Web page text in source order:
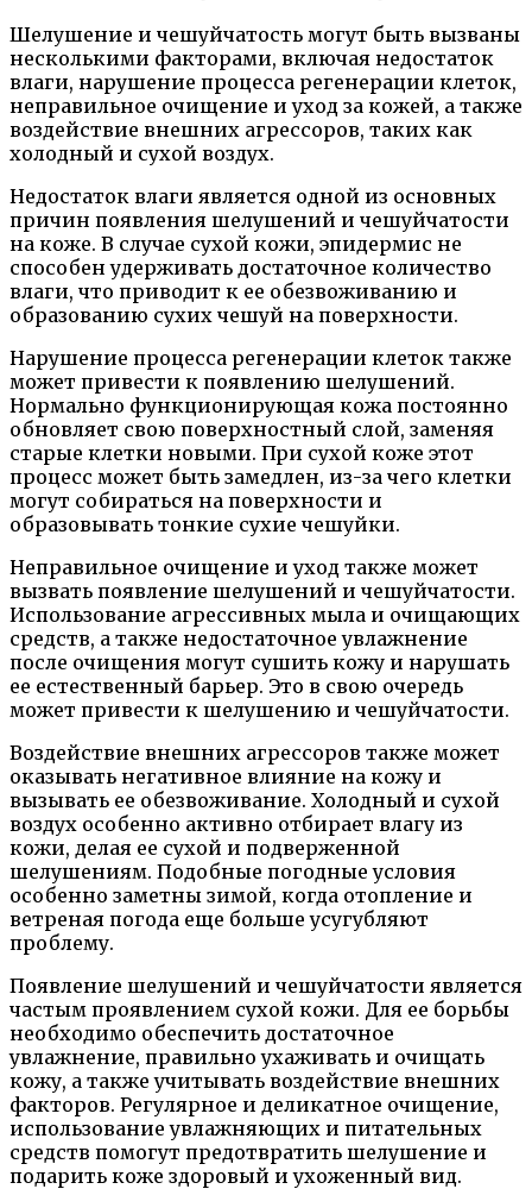
Шелушение и чешуйчатость могут быть вызваны
несколькими факторами, включая недостаток
влаги, нарушение процесса регенерации клеток,
неправильное очищение и уход за кожей, а также
воздействие внешних агрессоров, таких как
холодный и сухой воздух.
Недостаток влаги является одной из основных
причин появления шелушений и чешуйчатости
на коже. В случае сухой кожи, эпидермис не
способен удерживать достаточное количество
влаги, что приводит к ее обезвоживанию и
образованию сухих чешуй на поверхности.
Нарушение процесса регенерации клеток также
может привести к появлению шелушений.
Нормально функционирующая кожа постоянно
обновляет свою поверхностный слой, заменяя
старые клетки новыми. При сухой коже этот
процесс может быть замедлен, из-за чего клетки
могут собираться на поверхности и
образовывать тонкие сухие чешуйки.
Неправильное очищение и уход также может
вызвать появление шелушений и чешуйчатости.
Использование агрессивных мыла и очищающих
средств, а также недостаточное увлажнение
после очищения могут сушить кожу и нарушать
ее естественный барьер. Это в свою очередь
может привести к шелушению и чешуйчатости.
Воздействие внешних агрессоров также может
оказывать негативное влияние на кожу и
вызывать ее обезвоживание. Холодный и сухой
воздух особенно активно отбирает влагу из
кожи, делая ее сухой и подверженной
шелушениям. Подобные погодные условия
особенно заметны зимой, когда отопление и
ветреная погода еще больше усугубляют
проблему.
Появление шелушений и чешуйчатости является
частым проявлением сухой кожи. Для ее борьбы
необходимо обеспечить достаточное
увлажнение, правильно ухаживать и очищать
кожу, а также учитывать воздействие внешних
факторов. Регулярное и деликатное очищение,
использование увлажняющих и питательных
средств помогут предотвратить шелушение и
подарить коже здоровый и ухоженный вид.